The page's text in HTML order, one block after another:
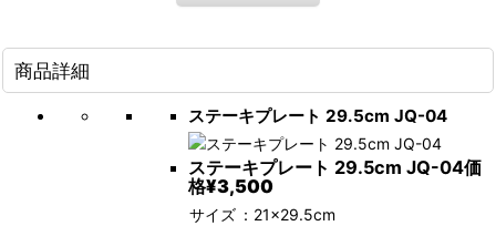
商品詳細
ステーキプレート 29.5cm JQ-04
ステーキプレート 29.5cm JQ-04価
格¥3,500
サイズ ：21×29.5cm